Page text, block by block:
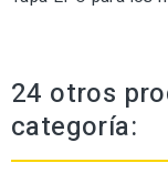
24 otros
categoría: